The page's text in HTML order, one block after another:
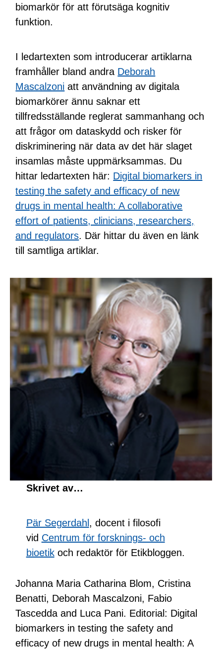
biomarkör för att förutsäga kognitiv
funktion.
I ledartexten som introducerar artiklarna
framhåller bland andra Deborah
Mascalzoni att användning av digitala
biomarkörer ännu saknar ett
tillfredsställande reglerat sammanhang och
att frågor om dataskydd och risker för
diskriminering när data av det här slaget
insamlas måste uppmärksammas. Du
hittar ledartexten här: Digital biomarkers in
testing the safety and efficacy of new
drugs in mental health: A collaborative
effort of patients, clinicians, researchers,
and regulators. Där hittar du även en länk
till samtliga artiklar.
Skrivet av…
Pär Segerdahl , docent i filosofi
vid Centrum för forsknings- och
bioetikoch redaktör för Etikbloggen.
Johanna Maria Catharina Blom, Cristina
Benatti, Deborah Mascalzoni, Fabio
Tascedda and Luca Pani. Editorial: Digital
biomarkers in testing the safety and
efficacy of new drugs in mental health: A